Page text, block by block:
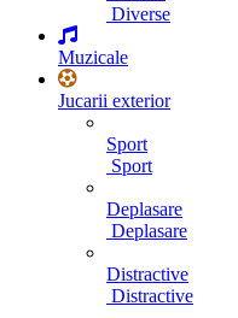
Diverse
Muzicale
Jucarii exterior
Sport
Sport
Deplasare
Deplasare
Distractive
Distractive